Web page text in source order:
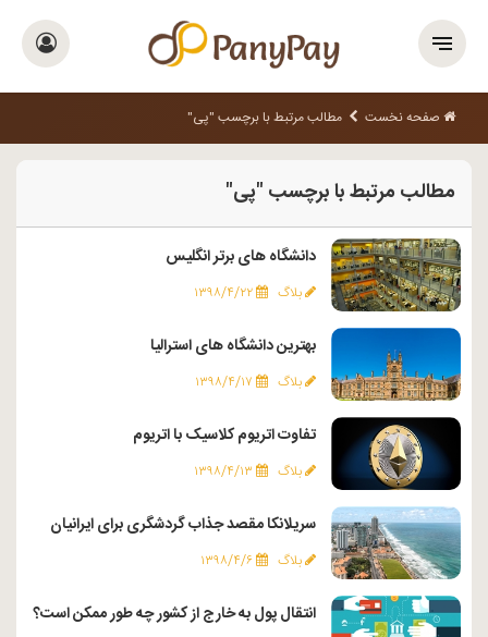
صفحه نخست مطالب مرتبط با برچسب "پی"
مطالب مرتبط با برچسب "پی"
دانشگاه های برتر انگلیس
بلاگ ۱۳۹۸/۴/۲۲
بهترین دانشگاه ‌های استرالیا
بلاگ ۱۳۹۸/۴/۱۷
تفاوت اتریوم کلاسیک با اتریوم
بلاگ ۱۳۹۸/۴/۱۳
سریلانکا مقصد جذاب گردشگری برای ایرانیان
بلاگ ۱۳۹۸/۴/۶
انتقال پول به خارج از کشور چه طور ممکن است؟